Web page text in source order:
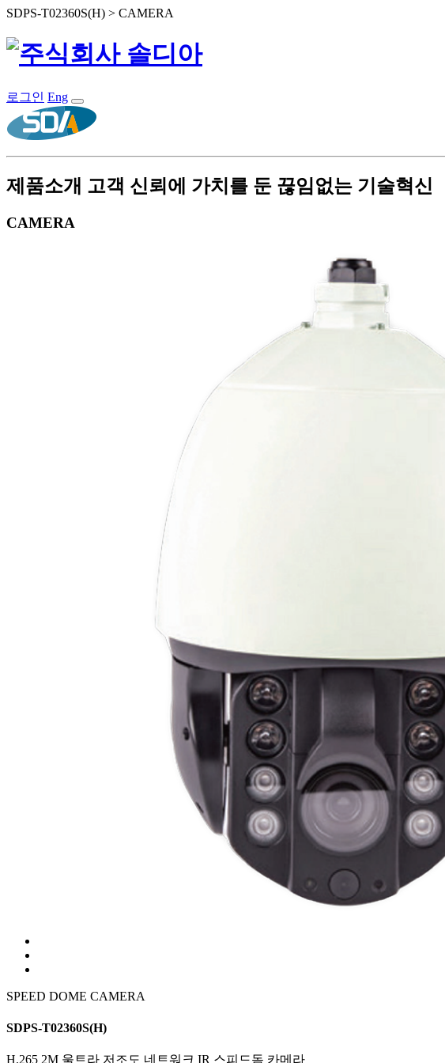
SDPS-T02360S(H) > CAMERA
로그인 Eng
제품소개 고객 신뢰에 가치를 둔 끊임없는 기술혁신
CAMERA
SPEED DOME CAMERA
SDPS-T02360S(H)
H.265 2M 울트라 저조도 네트워크 IR 스피드돔 카메라